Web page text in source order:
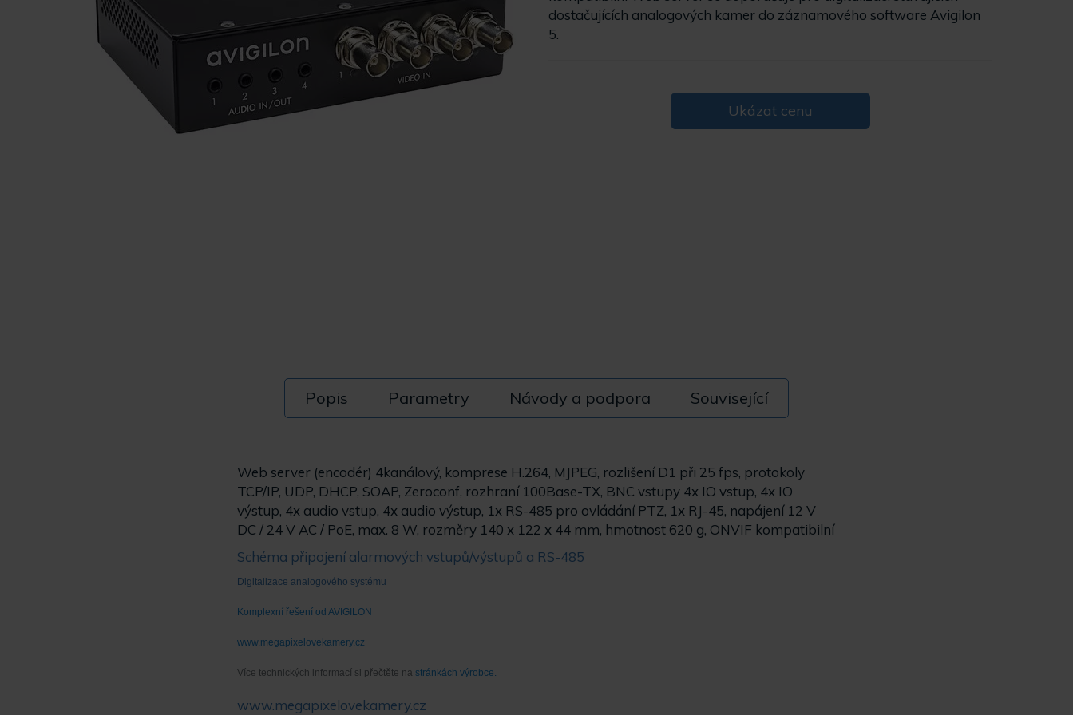
dostačujících analogových kamer do záznamového software Avigilon
5.
Ukázat cenu
Popis Parametry Návody a podpora Související
Web server (encodér) 4kanálový, komprese H.264, MJPEG, rozlišení D1 při 25 fps, protokoly
TCP/IP, UDP, DHCP, SOAP, Zeroconf, rozhraní 100Base-TX, BNC vstupy 4x IO vstup, 4x IO
výstup, 4x audio vstup, 4x audio výstup, 1x RS-485 pro ovládání PTZ, 1x RJ-45, napájení 12 V
DC / 24 V AC / PoE, max. 8 W, rozměry 140 x 122 x 44 mm, hmotnost 620 g, ONVIF kompatibilní
Schéma připojení alarmových vstupů/výstupů a RS-485
Digitalizace analogového systému
Komplexní řešení od AVIGILON
www.megapixelovekamery.cz
Více technických informací si přečtěte na stránkách výrobce.
www.megapixelovekamery.cz